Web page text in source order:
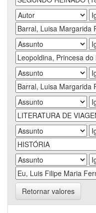
Retornar valores